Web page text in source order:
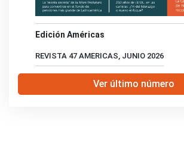
Edición Américas
REVISTA 47 AMERICAS, JUNIO 2026
Ver último número